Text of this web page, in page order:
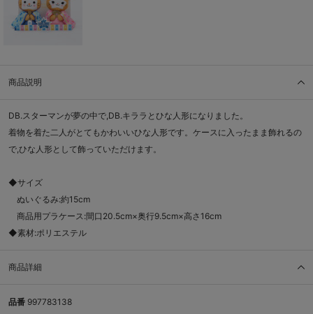
商品説明
DB.スターマンが夢の中で,DB.キララとひな人形になりました。
着物を着た二人がとてもかわいいひな人形です。ケースに入ったまま飾れるの
で,ひな人形として飾っていただけます。
◆サイズ
ぬいぐるみ:約15cm
商品用プラケース:間口20.5cm×奥行9.5cm×高さ16cm
◆素材:ポリエステル
商品詳細
品番 997783138